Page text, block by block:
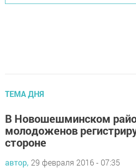
ТЕМА ДНЯ
В Новошешминском
молодоженов
стороне
автор, 29 февраля 2016 - 07:35